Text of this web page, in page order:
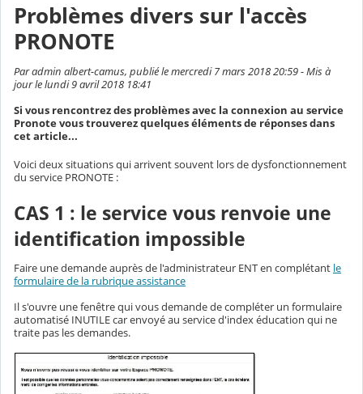
Problèmes divers sur l'accès
PRONOTE
Par admin albert-camus, publié le mercredi 7 mars 2018 20:59 - Mis à
jour le lundi 9 avril 2018 18:41
Si vous rencontrez des problèmes avec la connexion au service
Pronote vous trouverez quelques éléments de réponses dans
cet article...
Voici deux situations qui arrivent souvent lors de dysfonctionnement
du service PRONOTE :
CAS 1 : le service vous renvoie une
identification impossible
Faire une demande auprès de l'administrateur ENT en complétant le
formulaire de la rubrique assistance
Il s'ouvre une fenêtre qui vous demande de compléter un formulaire
automatisé INUTILE car envoyé au service d'index éducation qui ne
traite pas les demandes.